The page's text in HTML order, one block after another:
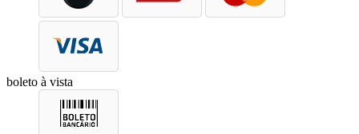
boleto à vista